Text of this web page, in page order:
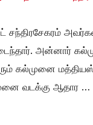
சந்திரசேகரம்
அன்னார்
கல்முனை
வடக்கு ஆதார …